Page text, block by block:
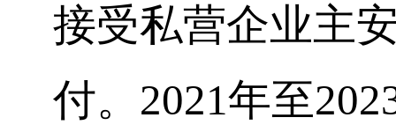
接受私营企业主
付。 2021年至